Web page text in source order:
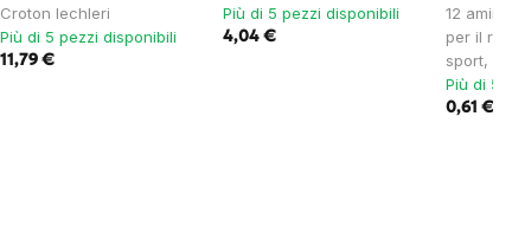
Croton lechleri
Più di 5 pezzi disponibili
11,79 €
Più di 5 pezzi disponibili
4,04 €
12
per il
sport,
Più di 5
0,61 €